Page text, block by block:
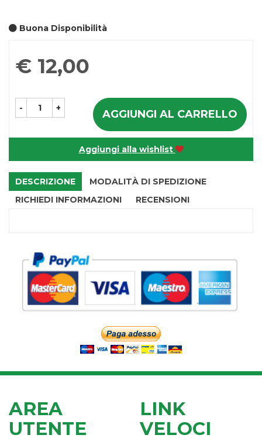
Buona Disponibilità
Prezzo
€ 12,00
- + AGGIUNGI AL CARRELLO
Aggiungi alla wishlist
DESCRIZIONE
MODALITÀ DI SPEDIZIONE
RICHIEDI INFORMAZIONI
RECENSIONI
AREA
UTENTE
LINK
VELOCI